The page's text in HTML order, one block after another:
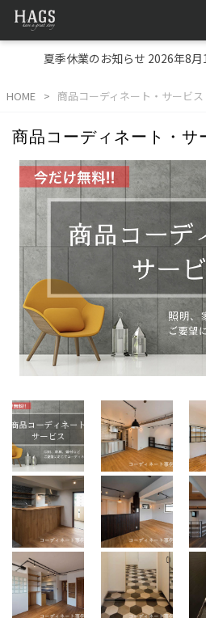
夏季休業のお知らせ 2026年8
HOME 商品コーディネート・サービス
商品コーディネート・サ